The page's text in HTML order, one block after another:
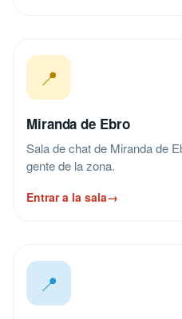
📍
Miranda de Ebro
Sala de chat de Miranda de
gente de la zona.
Entrar a la sala→
📍